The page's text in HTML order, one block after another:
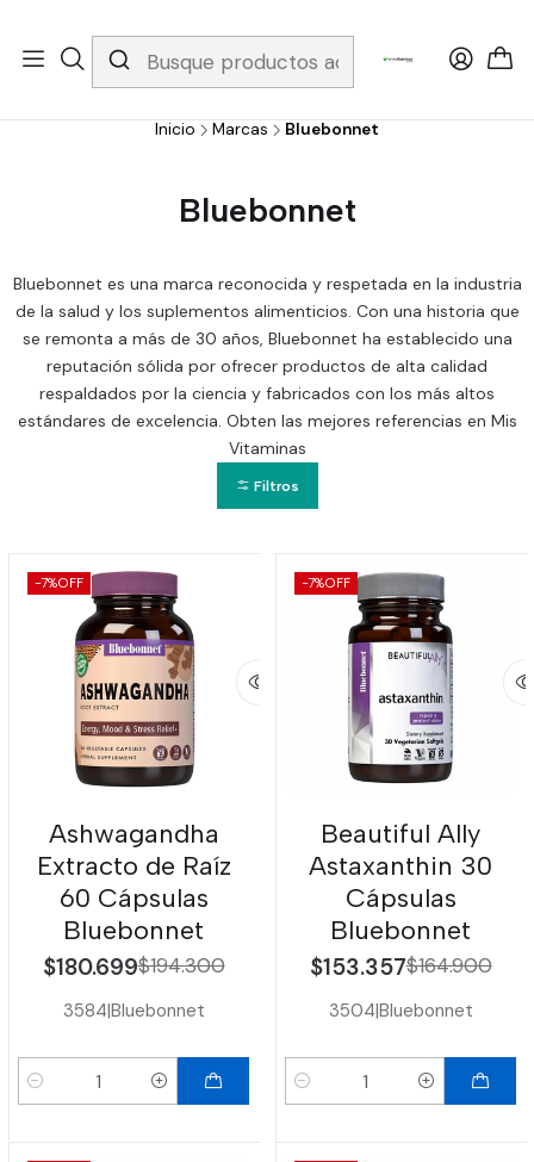
Whatsapp 3229079958/ Fijo 6019251796 / Envios a todo el país y
gratis apartir de 199.000!
Inicio Marcas Bluebonnet
Bluebonnet
Bluebonnet es una marca reconocida y respetada en la industria
de la salud y los suplementos alimenticios. Con una historia que
se remonta a más de 30 años, Bluebonnet ha establecido una
reputación sólida por ofrecer productos de alta calidad
respaldados por la ciencia y fabricados con los más altos
estándares de excelencia. Obten las mejores referencias en Mis
Vitaminas
Filtros
-7%OFF
Ashwagandha
Extracto de Raíz
60 Cápsulas
Bluebonnet
$180.699$194.300
3584|Bluebonnet
Cantidad
-7%OFF
Beautiful Ally
Astaxanthin 30
Cápsulas
Bluebonnet
$153.357$164.900
3504|Bluebonnet
Cantidad